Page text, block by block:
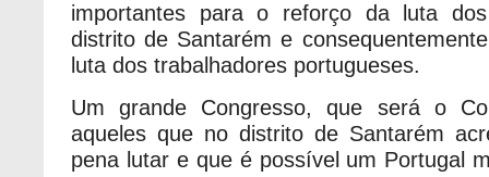
importantes para o reforço da luta
distrito de Santarém e
luta dos trabalhadores portugueses.
Um grande Congresso, que será o
aqueles que no distrito de Santarém
pena lutar e que é possível um Portugal